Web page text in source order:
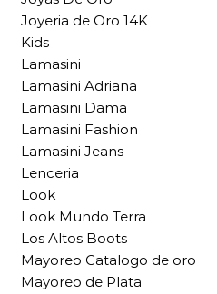
Joyeria de Oro 14K
Kids
Lamasini
Lamasini Adriana
Lamasini Dama
Lamasini Fashion
Lamasini Jeans
Lenceria
Look
Look Mundo Terra
Los Altos Boots
Mayoreo Catalogo de oro
Mayoreo de Plata